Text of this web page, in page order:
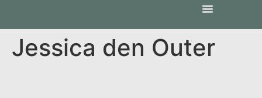
Jessica den Outer